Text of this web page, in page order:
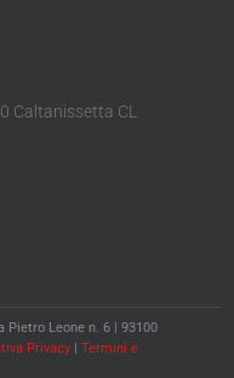
Caltanissetta CL
Pietro Leone n. 6 | 93100
Privacy | Termini e